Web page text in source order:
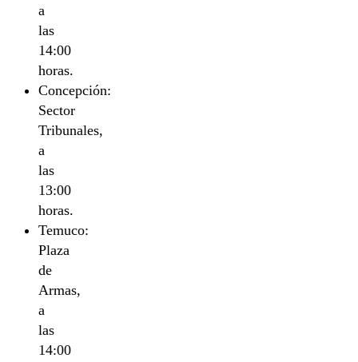
a
las
14:00
horas.
Concepción:
Sector
Tribunales,
a
las
13:00
horas.
Temuco:
Plaza
de
Armas,
a
las
14:00